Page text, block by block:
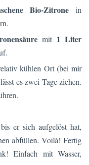
Bio-Zitrone in
mit 1 Liter
kühlen Ort (bei mir
es zwei Tage ziehen.
er sich aufgelöst hat,
abfüllen. Voilà! Fertig
Einfach mit Wasser,